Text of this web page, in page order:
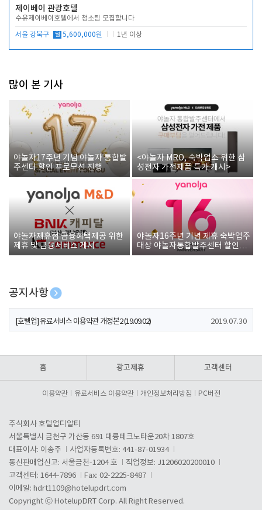
제이베이 관광호텔
수유제이베이호텔에서 청소팀 모집합니다
서울 강북구 월 5,600,000원 1년 이상
많이 본 기사
야놀자17주년 기념 야놀자 통합발
주센터 할인 프로모션 진행
<야놀자 MRO, 숙박업소 위한 삼
성전자 가전제품 특가 개시>
야놀자제휴점 금융혜택제공 위한
제휴 및 금융서비스 게시
야놀자16주년 기념 제휴 숙박업주
대상 야놀자통합발주센터 할인쿠
폰 증정
공지사항
[호텔업] 개인정보 처리방침 개정본1 (19.09.02)
[호텔업] 유료서비스 이용약관 개정본2 (19.09.02) 2019.07.30
홈 광고제휴 고객센터
이용약관 유료서비스 이용약관 개인정보처리방침 PC버전
주식회사 호텔업디알티
서울특별시 금천구 가산동 691 대륭테크노타운20차 1807호
대표이사: 이송주
사업자등록번호: 441-87-01934
통신판매업신고: 서울금천-1204 호
직업정보: J1206020200010
고객센터: 1644-7896
Fax: 02-2225-8487
이메일: hdrt1109@hotelupdrt.com
Copyright ⓒ HotelupDRT Corp. All Right Reserved.